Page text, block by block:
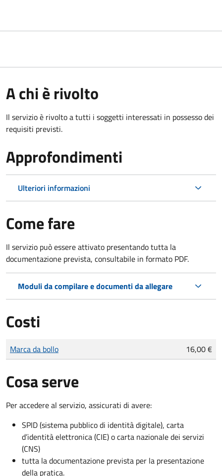
A chi è rivolto
Il servizio è rivolto a tutti i soggetti interessati in possesso dei
requisiti previsti.
Approfondimenti
Ulteriori informazioni
Come fare
Il servizio può essere attivato presentando tutta la
documentazione prevista, consultabile in formato PDF.
Moduli da compilare e documenti da allegare
Costi
Tipo di pagamento
Importo
Marca da bollo 16,00 €
Cosa serve
Per accedere al servizio, assicurati di avere:
SPID (sistema pubblico di identità digitale), carta
d’identità elettronica (CIE) o carta nazionale dei servizi
(CNS)
tutta la documentazione prevista per la presentazione
della pratica.